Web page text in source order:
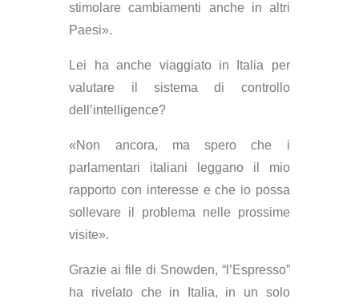
stimolare cambiamenti anche in altri
Paesi».
Lei ha anche viaggiato in Italia per
valutare il sistema di controllo
dell’intelligence?
«Non ancora, ma spero che i
parlamentari italiani leggano il mio
rapporto con interesse e che io possa
sollevare il problema nelle prossime
visite».
Grazie ai file di Snowden, “l’Espresso”
ha rivelato che in Italia, in un solo